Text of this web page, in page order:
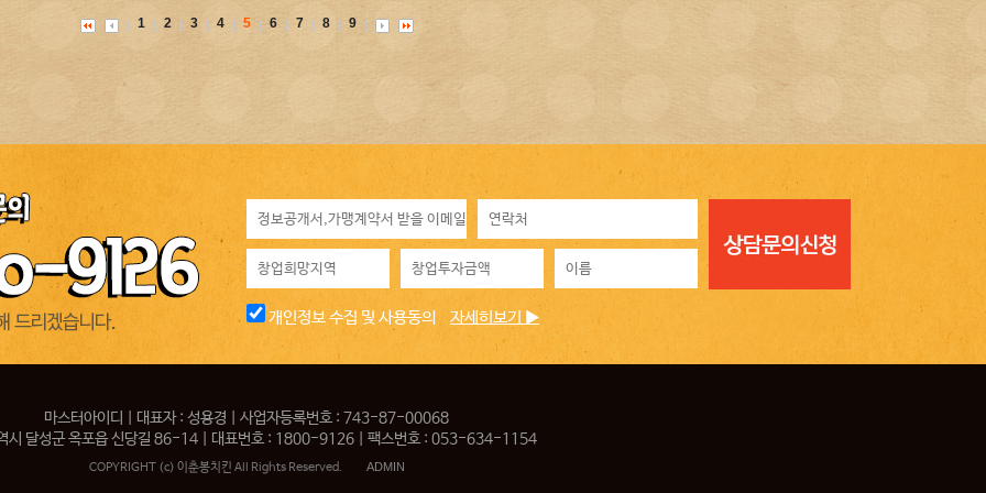
1 2 3 4 5 6 7 8 9
개인정보 수집 및 사용동의 자세히보기 ▶
마스터아이디 | 대표자 : 성용경 | 사업자등록번호 : 743-87-00068
시 달성군 옥포읍 신당길 86-14 | 대표번호 : 1800-9126 | 팩스번호 : 053-634-1154
COPYRIGHT (c) 이춘봉치킨 All Rights Reserved. ADMIN